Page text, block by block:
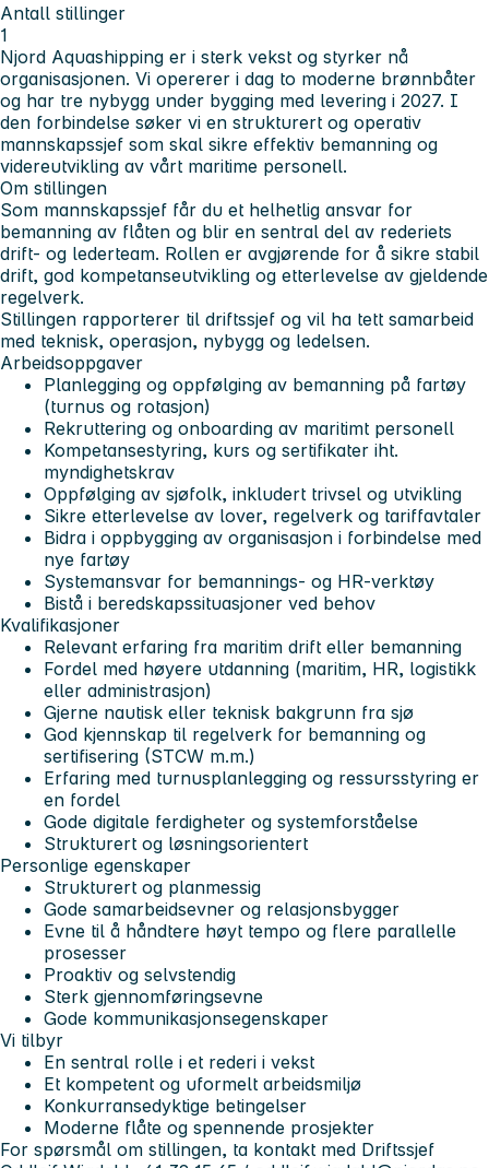
Antall stillinger
1
Njord Aquashipping er i sterk vekst og styrker nå
organisasjonen. Vi opererer i dag to moderne brønnbåter
og har tre nybygg under bygging med levering i 2027. I
den forbindelse søker vi en strukturert og operativ
mannskapssjef som skal sikre effektiv bemanning og
videreutvikling av vårt maritime personell.
Om stillingen
Som mannskapssjef får du et helhetlig ansvar for
bemanning av flåten og blir en sentral del av rederiets
drift- og lederteam. Rollen er avgjørende for å sikre stabil
drift, god kompetanseutvikling og etterlevelse av gjeldende
regelverk.
Stillingen rapporterer til driftssjef og vil ha tett samarbeid
med teknisk, operasjon, nybygg og ledelsen.
Arbeidsoppgaver
Planlegging og oppfølging av bemanning på fartøy
(turnus og rotasjon)
Rekruttering og onboarding av maritimt personell
Kompetansestyring, kurs og sertifikater iht.
myndighetskrav
Oppfølging av sjøfolk, inkludert trivsel og utvikling
Sikre etterlevelse av lover, regelverk og tariffavtaler
Bidra i oppbygging av organisasjon i forbindelse med
nye fartøy
Systemansvar for bemannings- og HR-verktøy
Bistå i beredskapssituasjoner ved behov
Kvalifikasjoner
Relevant erfaring fra maritim drift eller bemanning
Fordel med høyere utdanning (maritim, HR, logistikk
eller administrasjon)
Gjerne nautisk eller teknisk bakgrunn fra sjø
God kjennskap til regelverk for bemanning og
sertifisering (STCW m.m.)
Erfaring med turnusplanlegging og ressursstyring er
en fordel
Gode digitale ferdigheter og systemforståelse
Strukturert og løsningsorientert
Personlige egenskaper
Strukturert og planmessig
Gode samarbeidsevner og relasjonsbygger
Evne til å håndtere høyt tempo og flere parallelle
prosesser
Proaktiv og selvstendig
Sterk gjennomføringsevne
Gode kommunikasjonsegenskaper
Vi tilbyr
En sentral rolle i et rederi i vekst
Et kompetent og uformelt arbeidsmiljø
Konkurransedyktige betingelser
Moderne flåte og spennende prosjekter
For spørsmål om stillingen, ta kontakt med Driftssjef